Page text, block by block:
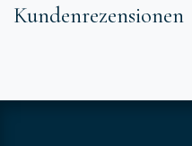
Kundenrezensionen